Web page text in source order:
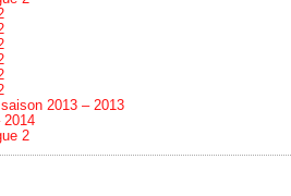
2013 – 2013
2014
2